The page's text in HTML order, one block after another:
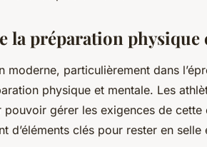
la préparation physique
moderne, particulièrement dans
physique et mentale. Les
gérer les exigences de cette
d’éléments clés pour rester en